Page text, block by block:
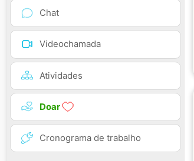
Chat
Videochamada
Atividades
Doar
Cronograma de trabalho